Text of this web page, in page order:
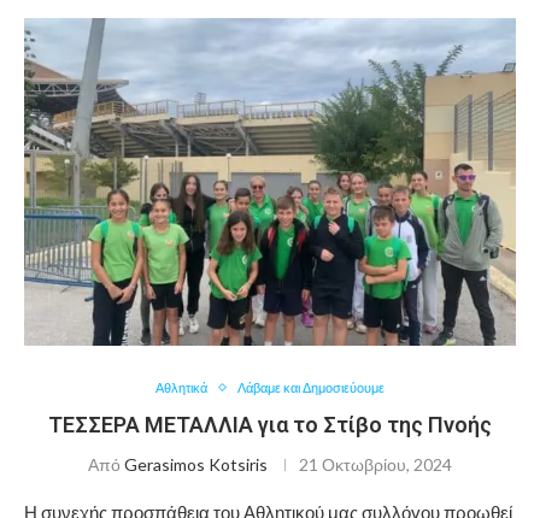
Αθλητικά Λάβαμε και Δημοσιεύουμε
ΤΕΣΣΕΡΑ ΜΕΤΑΛΛΙΑ για το Στίβο της Πνοής
Από Gerasimos Kotsiris 21 Οκτωβρίου, 2024
Η συνεχής προσπάθεια του Αθλητικού μας συλλόγου προωθεί